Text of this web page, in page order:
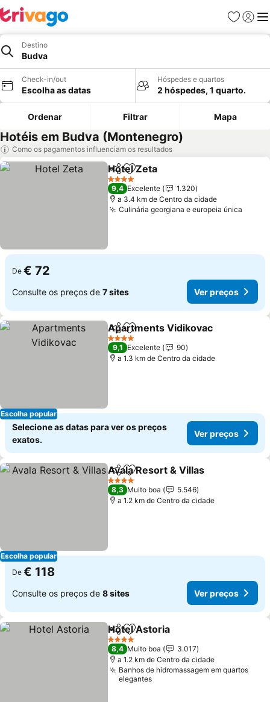
Favoritos
Iniciar
Destino
Budva
Check-in/out
Escolha as datas
Hóspedes e quartos
2 hóspedes, 1 quarto.
Ordenar Filtrar Mapa
Hotéis em Budva (Montenegro)
Como os pagamentos influenciam os resultados
PartilharAdicionar aos favoritos
Hotel Zeta
4 Estrelas
9,4 Excelente
1.320
a 3.4 km de Centro da cidade
Culinária georgiana e europeia única
De € 72
Consulte os preços de 7 sites Ver preços
Escolha popular
PartilharAdicionar aos favoritos
Apartments Vidikovac
4 Estrelas
9,1 Excelente
90
a 1.3 km de Centro da cidade
Selecione as datas para ver os preços
exatos.
Ver preços
Escolha popular
PartilharAdicionar aos favoritos
Avala Resort & Villas
4 Estrelas
8,3 Muito boa
5.546
a 1.2 km de Centro da cidade
De € 118
Consulte os preços de 8 sites Ver preços
PartilharAdicionar aos favoritos
Hotel Astoria
4 Estrelas
8,4 Muito boa
3.017
a 1.2 km de Centro da cidade
Banhos de hidromassagem em quartos
elegantes